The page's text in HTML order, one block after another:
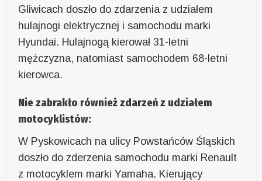
Gliwicach doszło do zdarzenia z udziałem
hulajnogi elektrycznej i samochodu marki
Hyundai. Hulajnogą kierował 31-letni
mężczyzna, natomiast samochodem 68-letni
kierowca.
Nie zabrakło również zdarzeń z udziałem
motocyklistów:
W Pyskowicach na ulicy Powstańców Śląskich
doszło do zderzenia samochodu marki Renault
z motocyklem marki Yamaha. Kierujący